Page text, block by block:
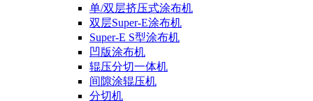
单/双层挤压式涂布机
双层Super-E涂布机
Super-E S型涂布机
凹版涂布机
辊压分切一体机
间隙涂辊压机
分切机